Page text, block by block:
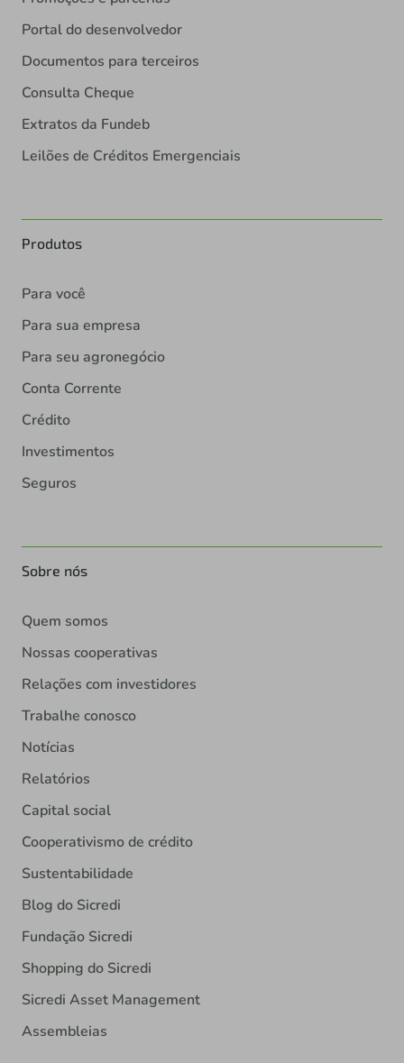
Portal do desenvolvedor
Documentos para terceiros
Consulta Cheque
Extratos da Fundeb
Leilões de Créditos Emergenciais
Produtos
Para você
Para sua empresa
Para seu agronegócio
Conta Corrente
Crédito
Investimentos
Seguros
Sobre nós
Quem somos
Nossas cooperativas
Relações com investidores
Trabalhe conosco
Notícias
Relatórios
Capital social
Cooperativismo de crédito
Sustentabilidade
Blog do Sicredi
Fundação Sicredi
Shopping do Sicredi
Sicredi Asset Management
Assembleias